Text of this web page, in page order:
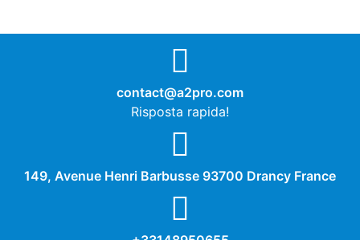
contact@a2pro.com
Risposta rapida!
149, Avenue Henri Barbusse 93700 Drancy France